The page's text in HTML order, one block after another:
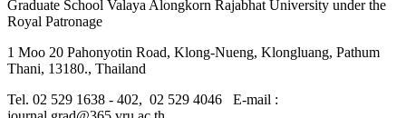
Graduate School Valaya Alongkorn Rajabhat University under the
Royal Patronage
1 Moo 20 Pahonyotin Road, Klong-Nueng, Klongluang, Pathum
Thani, 13180., Thailand
Tel. 02 529 1638 - 402, 02 529 4046 E-mail :